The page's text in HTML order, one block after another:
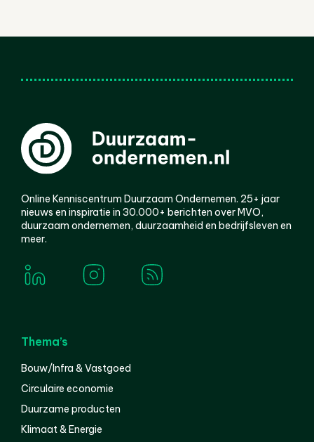
Online Kenniscentrum Duurzaam Ondernemen. 25+ jaar
nieuws en inspiratie in 30.000+ berichten over MVO,
duurzaam ondernemen, duurzaamheid en bedrijfsleven en
meer.
Thema’s
Bouw/Infra & Vastgoed
Circulaire economie
Duurzame producten
Klimaat & Energie